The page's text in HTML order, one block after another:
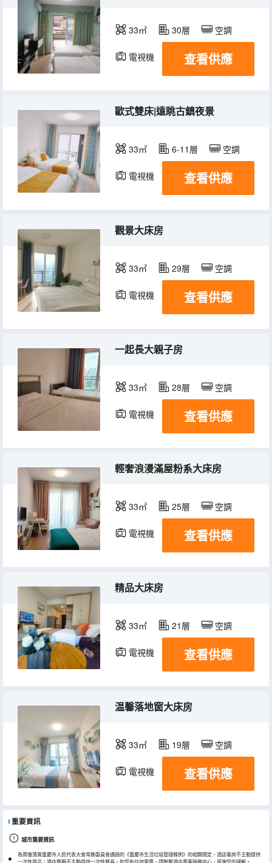
33㎡ 30層 空調
電視機 冰箱
查看供應
歐式雙床|遠眺古鎮夜景
33㎡ 6-11層 空調
電視機 冰箱
查看供應
觀景大床房
33㎡ 29層 空調
電視機 冰箱
查看供應
一起長大親子房
33㎡ 28層 空調
電視機 冰箱
查看供應
輕奢浪漫滿屋粉系大床房
33㎡ 25層 空調
電視機 冰箱
查看供應
精品大床房
33㎡ 21層 空調
電視機 冰箱
查看供應
温馨落地窗大床房
33㎡ 19層 空調
電視機 冰箱
查看供應
重要資訊
城市重要資訊
為貫徹落實重慶市人民代表大會常務委員會通過的《重慶市生活垃圾管理條例》的相關規定，酒店客房不主動提供
一次性用品；酒店餐廳不主動提供一次性餐具。如您有任何需要，請聯繫酒店賓客服務中心，感謝您的理解。